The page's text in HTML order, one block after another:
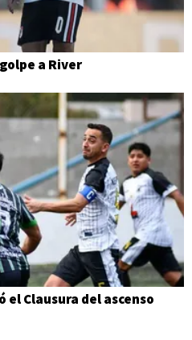
a River
el Clausura del ascenso